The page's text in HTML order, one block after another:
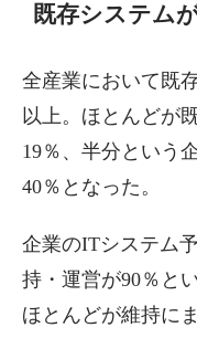
既存システム
全産業において既
以上。ほとんどが
19％、半分という
40％となった。
企業のITシステム
持・運営が90％と
ほとんどが維持に